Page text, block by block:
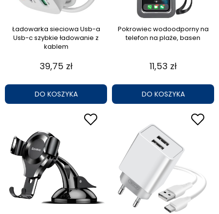
Ładowarka sieciowa Usb-a
Usb-c szybkie ładowanie z
kablem
39,75 zł
DO KOSZYKA
Pokrowiec wodoodporny na
telefon na plaże, basen
11,53 zł
DO KOSZYKA